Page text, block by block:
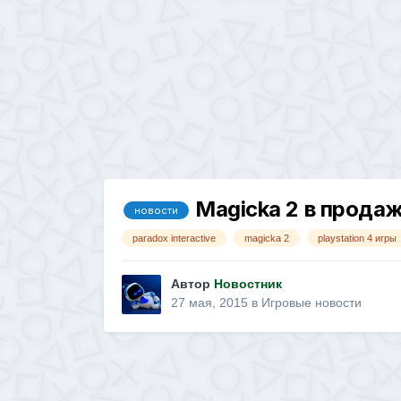
новости Magicka 2 в
paradox interactive magicka 2 playstation 4 игры
Автор Новостник
27 мая, 2015 в Игровые новости